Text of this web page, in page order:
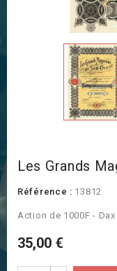
Les Grands
Référence : 13812
Action de 1000F - Dax
35,00 €